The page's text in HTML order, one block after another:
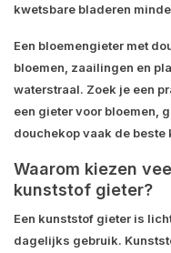
kwetsbare bladeren
Een bloemengieter met
bloemen, zaailingen en
waterstraal. Zoek je een
een gieter voor bloemen,
douchekop vaak de beste
Waarom kiezen
kunststof gieter?
Een kunststof gieter is
dagelijks gebruik.